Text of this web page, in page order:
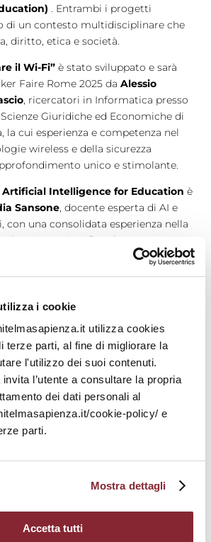
i cookie
utilizza cookies
terze parti, al fine di migliorare la
l'utilizzo dei suoi contenuti.
l’utente a consultare la propria
dei dati personali al
cookie-policy/ e
parti.
Mostra dettagli
Accetta tutti
. Entrambi i progetti
di un contesto multidisciplinare che
diritto, etica e società.
il Wi-Fi” è stato sviluppato e sarà
Faire Rome 2025 da Alessio
, ricercatori in Informatica presso
Giuridiche ed Economiche di
la cui esperienza e competenza nel
wireless e della sicurezza
unico e stimolante.
Artificial Intelligence for Education è
Sansone, docente esperta di AI e
una consolidata esperienza nella
scientifica. Il gruppo AI4E
per analizzare l’impatto
del Progetto
presentato
Scienze Giuridiche ed Economiche
in un quadro più ampio di
e società
sia possibile sfruttare tecnologie di
e della percezione spaziale,